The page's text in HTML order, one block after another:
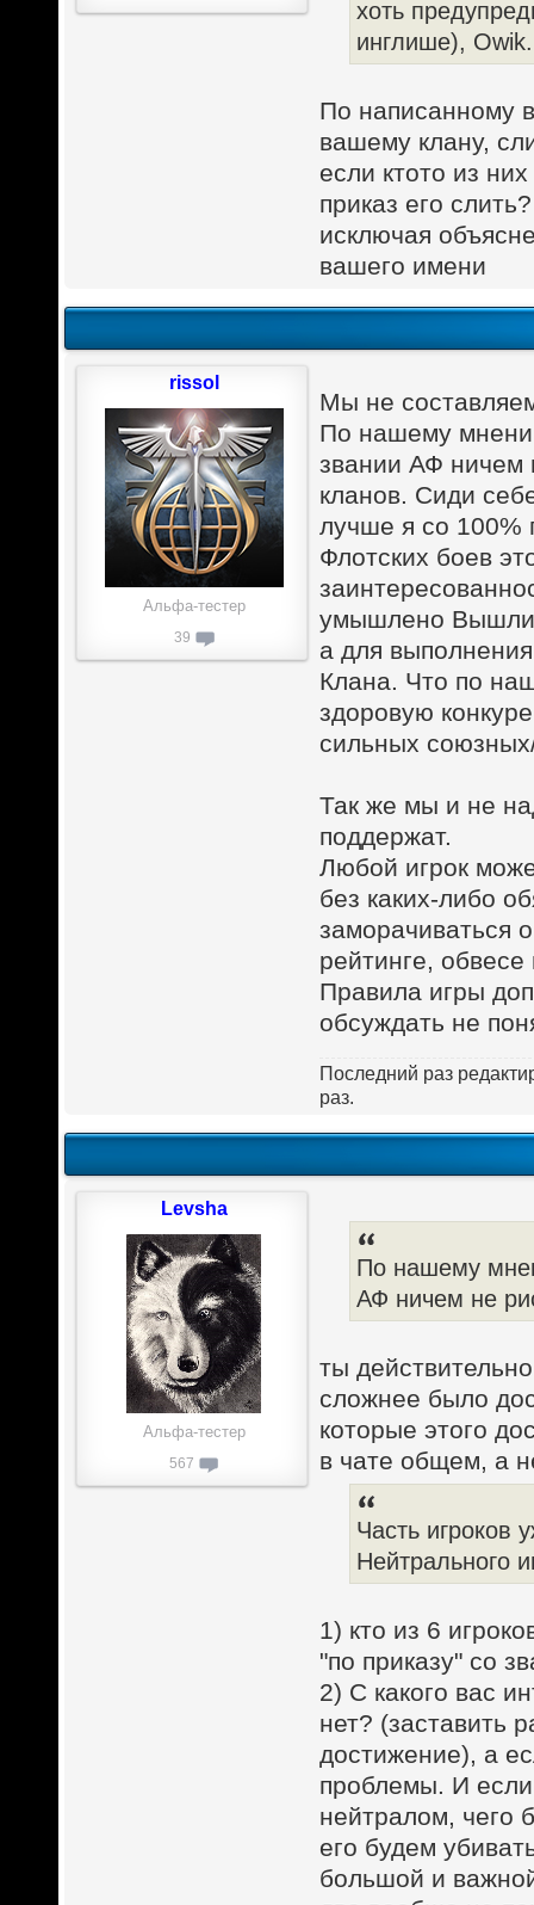
хоть
инглише), Owik.
По написанному
вашему клану,
если ктото из
приказ его
исключая
вашего имени
Мы не
По нашему
звании АФ ничем
кланов. Сиди
лучше я со 100%
Флотских боев
умышлено Вышли
а для
Клана. Что по
здоровую
сильных
Так же мы и не
поддержат.
Любой игрок
без каких-либо
заморачиваться
рейтинге, обвесе
Правила игры
обсуждать не
Последний раз
раз.
rissol
Альфа-тестер
39
По нашему
АФ ничем не
ты
сложнее было
которые этого
в чате общем, а
Часть игроков
Нейтрального
1) кто из 6
"по приказу" со
2) С какого вас
нет? (заставить
достижение), а
проблемы. И если
нейтралом, чего
его будем
большой и
Levsha
Альфа-тестер
567